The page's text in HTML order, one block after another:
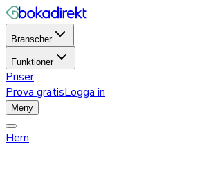
Branscher
Funktioner
Priser
Prova gratisLogga in
Meny
Hem